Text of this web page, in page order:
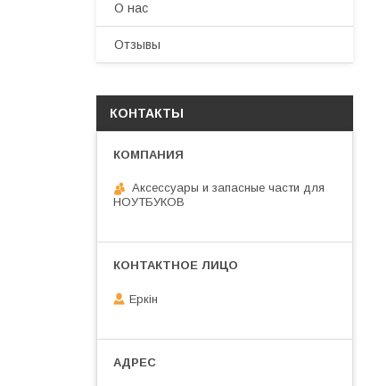
О нас
Отзывы
КОНТАКТЫ
Аксессуары и запасные части для
НОУТБУКОВ
Еркін